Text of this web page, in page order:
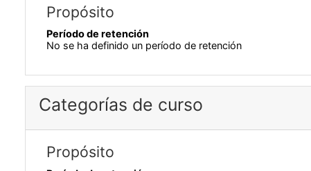
Propósito
Período de retención
No se ha definido un período de retención
Categorías de curso
Propósito